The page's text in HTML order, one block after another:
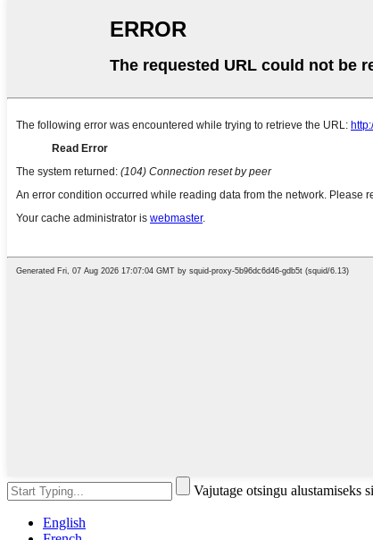
Vajutage otsingu alustamiseks
English